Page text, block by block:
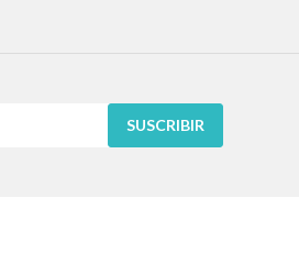
SUSCRIBIR